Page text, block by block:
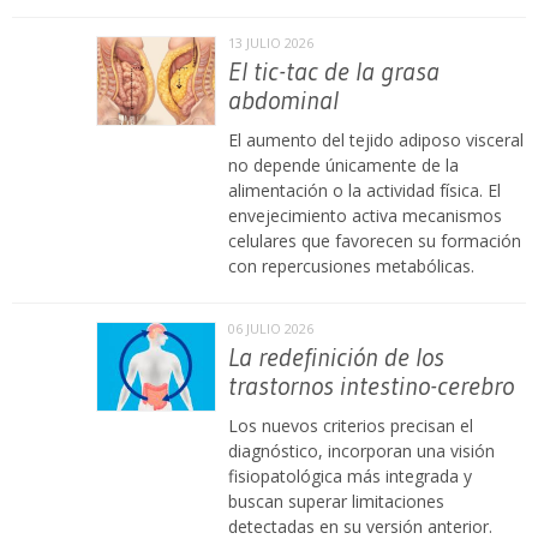
13 JULIO 2026
El tic-tac de la grasa
abdominal
El aumento del tejido adiposo visceral
no depende únicamente de la
alimentación o la actividad física. El
envejecimiento activa mecanismos
celulares que favorecen su formación
con repercusiones metabólicas.
06 JULIO 2026
La redefinición de los
trastornos intestino-cerebro
Los nuevos criterios precisan el
diagnóstico, incorporan una visión
fisiopatológica más integrada y
buscan superar limitaciones
detectadas en su versión anterior.